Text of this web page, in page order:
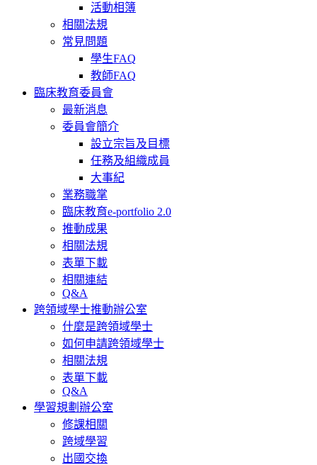
活動相簿
相關法規
常見問題
學生FAQ
教師FAQ
臨床教育委員會
最新消息
委員會簡介
設立宗旨及目標
任務及組織成員
大事紀
業務職掌
臨床教育e-portfolio 2.0
推動成果
相關法規
表單下載
相關連結
Q&A
跨領域學士推動辦公室
什麼是跨領域學士
如何申請跨領域學士
相關法規
表單下載
Q&A
學習規劃辦公室
修課相關
跨域學習
出國交換